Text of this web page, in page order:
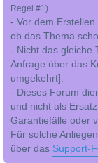
Regel #1)
- Vor dem
ob das Thema
- Nicht das gleiche
Anfrage über das
umgekehrt].
- Dieses Forum
und nicht als
Garantiefälle oder
Für solche
über das Support-